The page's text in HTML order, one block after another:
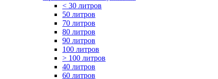
< 30 литров
50 литров
70 литров
80 литров
90 литров
100 литров
> 100 литров
40 литров
60 литров